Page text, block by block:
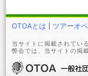
OTOAとは ツアーオ
当サイトに掲載されてい
弊会では、当サイトの掲